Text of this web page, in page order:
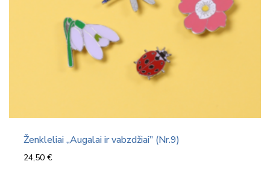
Ženkleliai „Augalai ir vabzdžiai” (Nr.9)
24,50 €